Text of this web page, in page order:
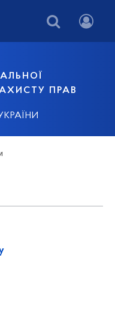
ПРАВ